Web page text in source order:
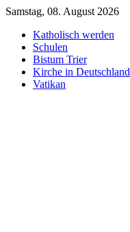
Samstag, 08. August 2026
Katholisch werden
Schulen
Bistum Trier
Kirche in Deutschland
Vatikan